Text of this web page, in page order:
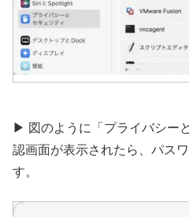
▶︎ 図のように「プライバシー
認画面が表示されたら、パス
す。